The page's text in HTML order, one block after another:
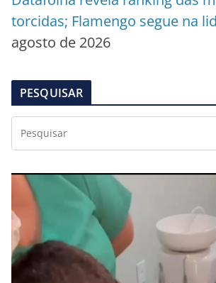
torcidas; Flamengo segue na
agosto de 2026
PESQUISAR